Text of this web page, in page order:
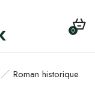
0
Roman historique